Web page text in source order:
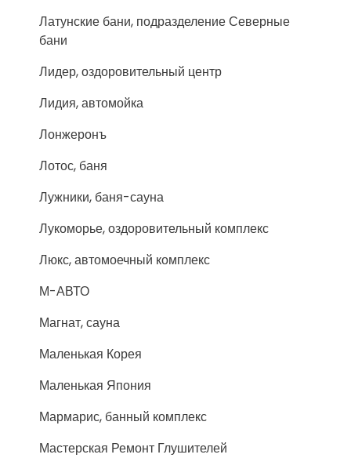
Латунские бани, подразделение Северные
бани
Лидер, оздоровительный центр
Лидия, автомойка
Лонжеронъ
Лотос, баня
Лужники, баня-сауна
Лукоморье, оздоровительный комплекс
Люкс, автомоечный комплекс
М-АВТО
Магнат, сауна
Маленькая Корея
Маленькая Япония
Мармарис, банный комплекс
Мастерская Ремонт Глушителей